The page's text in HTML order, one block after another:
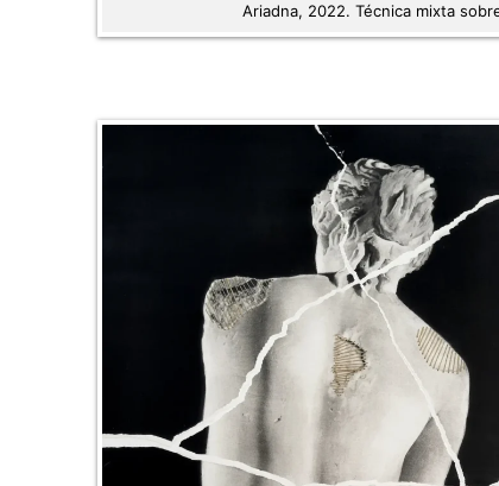
Ariadna, 2022. Técnica mixta